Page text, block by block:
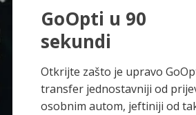
GoOpti u 90
sekundi
Otkrijte zašto je upravo
transfer jednostavniji od
osobnim autom, jeftiniji od